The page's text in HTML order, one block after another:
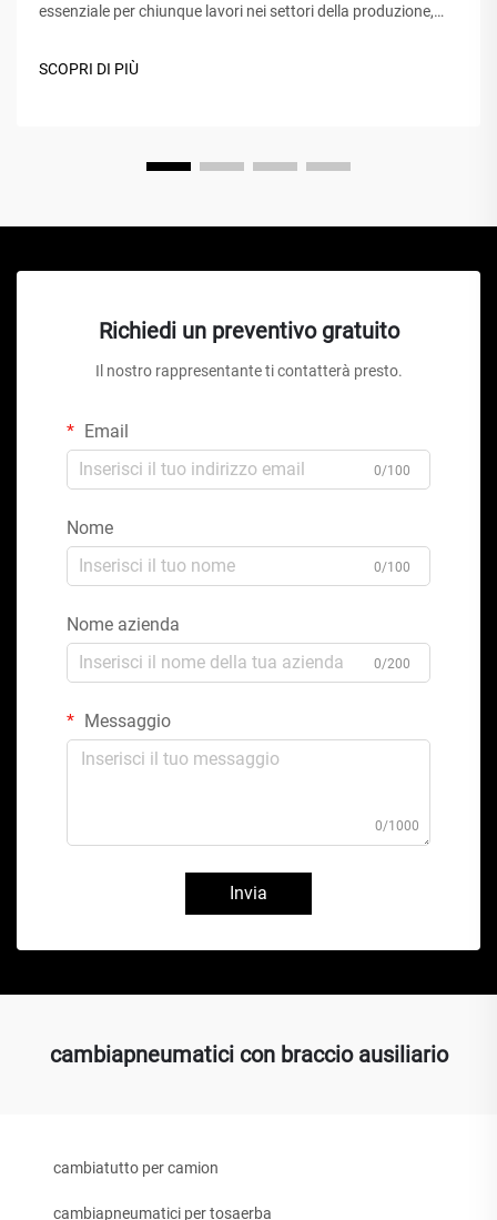
essenziale per chiunque lavori nei settori della produzione,
progetti fai-da-te. Un compressore d'aria è un dispositivo
SCOPRI DI PIÙ
Richiedi un preventivo gratuito
Il nostro rappresentante ti contatterà presto.
Email
0/100
Nome
0/100
Nome azienda
0/200
Messaggio
0/1000
Invia
cambiapneumatici con braccio ausiliario
cambiatutto per camion
cambiapneumatici per tosaerba